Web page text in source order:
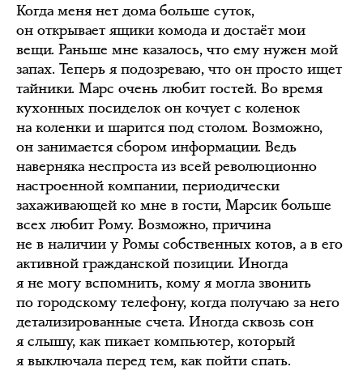
Когда меня нет дома больше суток,
он открывает ящики комода и достаёт мои
вещи. Раньше мне казалось, что ему нужен мой
запах. Теперь я подозреваю, что он просто ищет
тайники. Марс очень любит гостей. Во время
кухонных посиделок он кочует с коленок
на коленки и шарится под столом. Возможно,
он занимается сбором информации. Ведь
наверняка неспроста из всей революционно
настроенной компании, периодически
захаживающей ко мне в гости, Марсик больше
всех любит Рому. Возможно, причина
не в наличии у Ромы собственных котов, а в его
активной гражданской позиции. Иногда
я не могу вспомнить, кому я могла звонить
по городскому телефону, когда получаю за него
детализированные счета. Иногда сквозь сон
я слышу, как пикает компьютер, который
я выключала перед тем, как пойти спать.